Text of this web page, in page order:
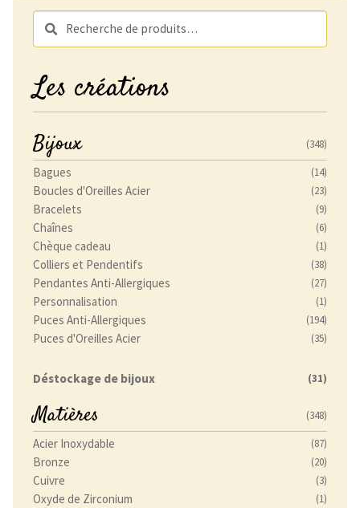
être
produit
Recherche
pour :
Recherche
Les créations
Bijoux (348)
Bagues (14)
Boucles d'Oreilles Acier (23)
Bracelets (9)
Chaînes (6)
Chèque cadeau (1)
Colliers et Pendentifs (38)
Pendantes Anti-Allergiques (27)
Personnalisation (1)
Puces Anti-Allergiques (194)
Puces d'Oreilles Acier (35)
Déstockage de bijoux (31)
Matières (348)
Acier Inoxydable (87)
Bronze (20)
Cuivre (3)
Oxyde de Zirconium (1)